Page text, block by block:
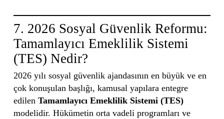
7. 2026 Sosyal Güvenlik Reformu:
Tamamlayıcı Emeklilik Sistemi
(TES) Nedir?
2026 yılı sosyal güvenlik ajandasının en büyük ve en
çok konuşulan başlığı, kamusal yapılara entegre
edilen Tamamlayıcı Emeklilik Sistemi (TES)
modelidir. Hükümetin orta vadeli programları ve